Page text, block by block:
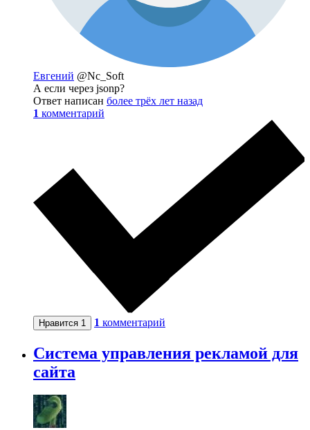
Евгений @Nc_Soft
А если через jsonp?
Ответ написан более трёх лет назад
1 комментарий
Нравится 1 1 комментарий
Система управления рекламой для
сайта